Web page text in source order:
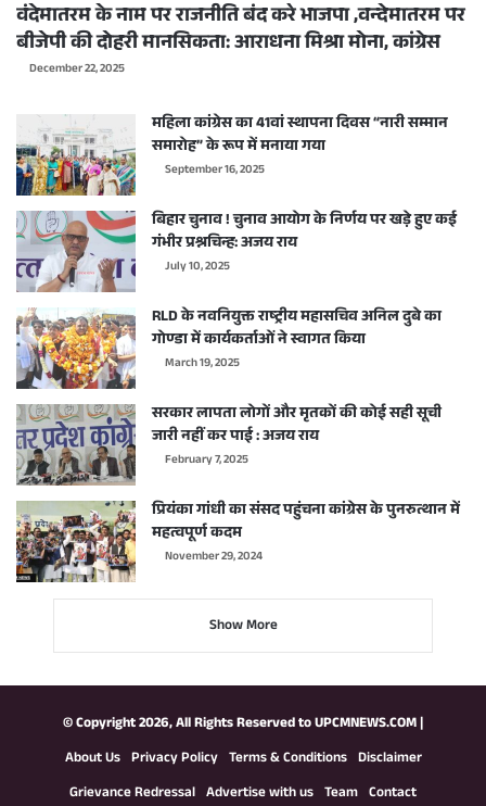
वंदेमातरम के नाम पर राजनीति बंद करे भाजपा ,वन्देमातरम पर
बीजेपी की दोहरी मानसिकता: आराधना मिश्रा मोना, कांग्रेस
December 22, 2025
महिला कांग्रेस का 41वां स्थापना दिवस “नारी सम्मान
समारोह” के रूप में मनाया गया
September 16, 2025
बिहार चुनाव ! चुनाव आयोग के निर्णय पर खड़े हुए कई
गंभीर प्रश्नचिन्ह: अजय राय
July 10, 2025
RLD के नवनियुक्त राष्ट्रीय महासचिव अनिल दुबे का
गोण्डा में कार्यकर्ताओं ने स्वागत किया
March 19, 2025
सरकार लापता लोगों और मृतकों की कोई सही सूची
जारी नहीं कर पाई : अजय राय
February 7, 2025
प्रियंका गांधी का संसद पहुंचना कांग्रेस के पुनरुत्थान में
महत्वपूर्ण कदम
November 29, 2024
Show More
© Copyright 2026, All Rights Reserved toUPCMNEWS.COM|
About Us Privacy Policy Terms & Conditions Disclaimer
Grievance Redressal Advertise with us Team Contact